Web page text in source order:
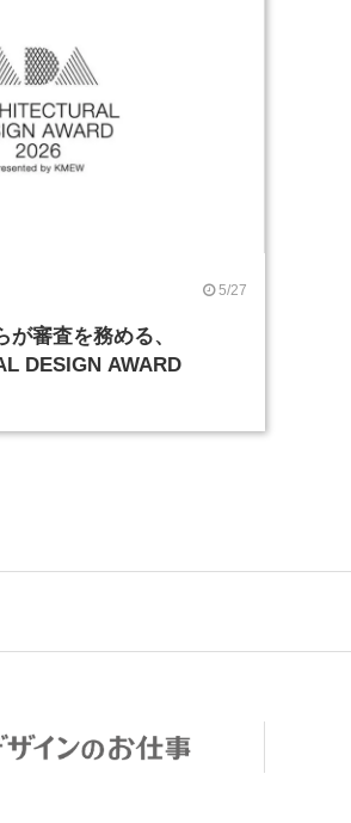
5/27
審査を務める、
DESIGN AWARD